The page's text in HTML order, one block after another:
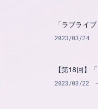
「ラブライ
2023/03/24
【第18回】
2023/03/22